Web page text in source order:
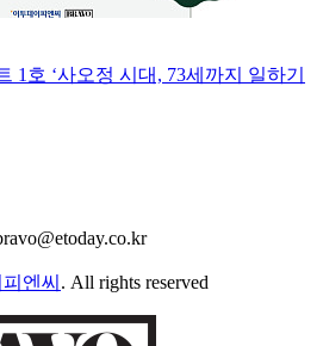
1호 ‘사오정 시대, 73세까지 일하기
엔씨 . All rights reserved